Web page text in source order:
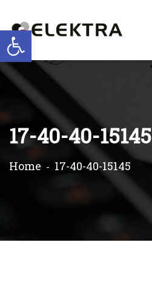
Otwórz pasek narzędzi
17-40-40-15145
Home 17-40-40-15145